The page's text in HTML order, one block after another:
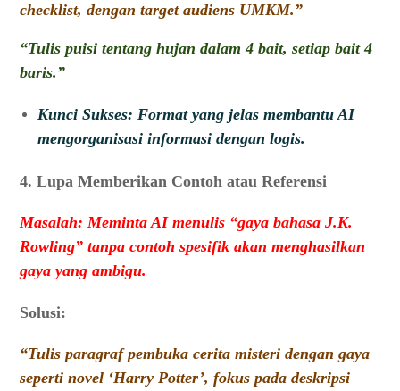
checklist, dengan target audiens UMKM.”
“Tulis puisi tentang hujan dalam 4 bait, setiap bait 4
baris.”
Kunci Sukses: Format yang jelas membantu AI
mengorganisasi informasi dengan logis.
4. Lupa Memberikan Contoh atau Referensi
Masalah: Meminta AI menulis “gaya bahasa J.K.
Rowling” tanpa contoh spesifik akan menghasilkan
gaya yang ambigu.
Solusi:
“Tulis paragraf pembuka cerita misteri dengan gaya
seperti novel ‘Harry Potter’, fokus pada deskripsi